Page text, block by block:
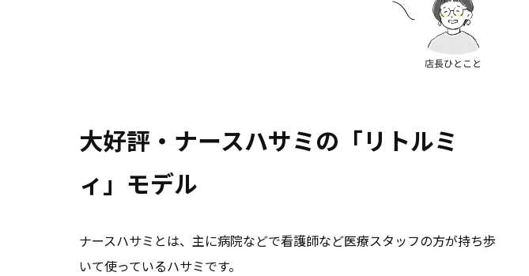
大好評・ナースハサミの「リトルミ
ィ」モデル
ナースハサミとは、主に病院などで看護師など医療スタッフの方が持ち歩
いて使っているハサミです。